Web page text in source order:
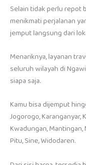
Selain tidak perlu repot
menikmati perjalanan
jemput langsung dari
Menariknya, layanan
seluruh wilayah di
siapa saja.
Kamu bisa dijemput
Jogorogo, Karanganyar,
Kwadungan, Mantingan,
Pitu, Sine, Widodaren.